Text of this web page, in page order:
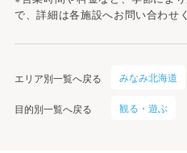
で、詳細は各施設へお問い合わせ
エリア別一覧へ戻る みなみ北海道
目的別一覧へ戻る 観る・遊ぶ